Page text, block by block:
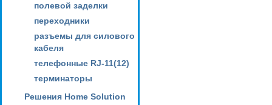
полевой заделки
переходники
разъемы для силового
кабеля
телефонные RJ-11(12)
терминаторы
Решения Home Solution